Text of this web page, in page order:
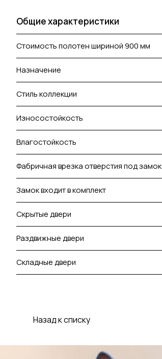
Общие характеристики
Стоимость полотен шириной 900 мм
Назначение
Стиль коллекции
Износостойкость
Влагостойкость
Фабричная врезка отверстия под замок
Замок входит в комплект
Скрытые двери
Раздвижные двери
Складные двери
Назад к списку